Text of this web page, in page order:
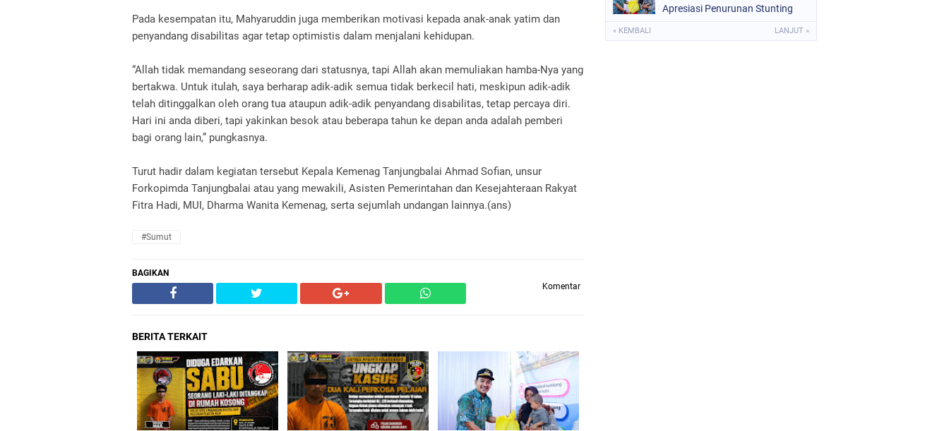
Pada kesempatan itu, Mahyaruddin juga memberikan motivasi kepada anak-anak yatim dan
penyandang disabilitas agar tetap optimistis dalam menjalani kehidupan.
“Allah tidak memandang seseorang dari statusnya, tapi Allah akan memuliakan hamba-Nya yang
bertakwa. Untuk itulah, saya berharap adik-adik semua tidak berkecil hati, meskipun adik-adik
telah ditinggalkan oleh orang tua ataupun adik-adik penyandang disabilitas, tetap percaya diri.
Hari ini anda diberi, tapi yakinkan besok atau beberapa tahun ke depan anda adalah pemberi
bagi orang lain,” pungkasnya.
Turut hadir dalam kegiatan tersebut Kepala Kemenag Tanjungbalai Ahmad Sofian, unsur
Forkopimda Tanjungbalai atau yang mewakili, Asisten Pemerintahan dan Kesejahteraan Rakyat
Fitra Hadi, MUI, Dharma Wanita Kemenag, serta sejumlah undangan lainnya.(ans)
#Sumut
BAGIKAN
Komentar
BERITA TERKAIT
Apresiasi Penurunan Stunting
« KEMBALI LANJUT »